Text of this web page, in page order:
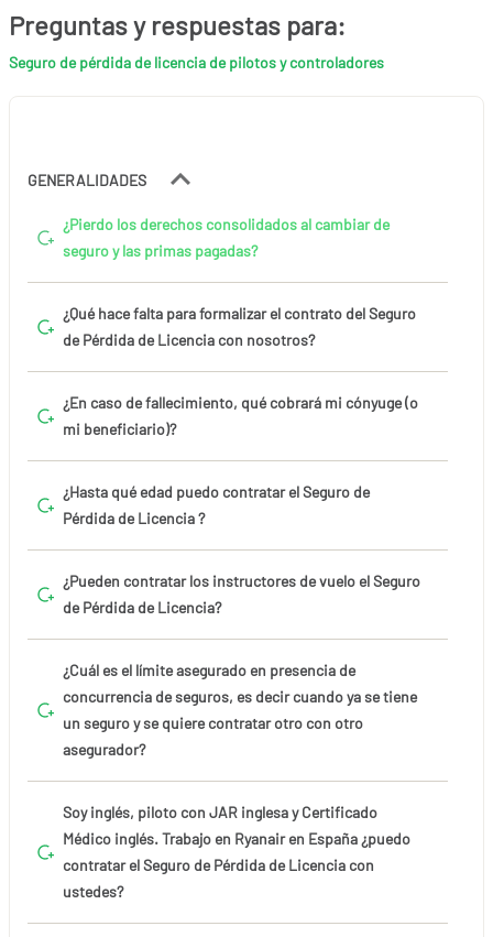
Preguntas y respuestas para:
Seguro de pérdida de licencia de pilotos y controladores
GENERALIDADES
¿Pierdo los derechos consolidados al cambiar de
seguro y las primas pagadas?
¿Qué hace falta para formalizar el contrato del Seguro
de Pérdida de Licencia con nosotros?
¿En caso de fallecimiento, qué cobrará mi cónyuge (o
mi beneficiario)?
¿Hasta qué edad puedo contratar el Seguro de
Pérdida de Licencia ?
¿Pueden contratar los instructores de vuelo el Seguro
de Pérdida de Licencia?
¿Cuál es el límite asegurado en presencia de
concurrencia de seguros, es decir cuando ya se tiene
un seguro y se quiere contratar otro con otro
asegurador?
Soy inglés, piloto con JAR inglesa y Certificado
Médico inglés. Trabajo en Ryanair en España ¿puedo
contratar el Seguro de Pérdida de Licencia con
ustedes?